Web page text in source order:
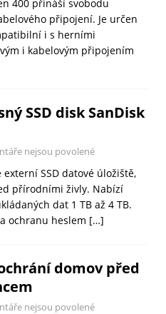
400 přináší svobodu
připojení. Je určen
i s herními
i kabelovým připojením
SSD disk SanDisk
nejsou povolené
externí SSD datové úložiště,
přírodními živly. Nabízí
dat 1 TB až 4 TB.
ochranu heslem […]
domov před
nejsou povolené